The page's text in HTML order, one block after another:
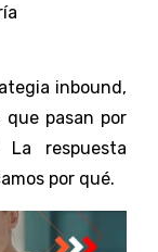
inbound,
pasan por
respuesta
por qué.